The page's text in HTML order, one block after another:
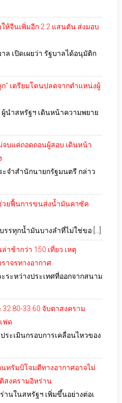
ห้จีนเพิ่มอีก 2.2 แสนตัน ส่งมอบ
ล เปิดเผยว่า รัฐบาลได้อนุมัติก
” เตรียมโดนปลดจากตำแหน่งผู้
นำสหรัฐฯ เดินหน้าความพยาย
บแค่ถอดถอนผู้สอบ เดินหน้า
จำสำนักนายกรัฐมนตรี กล่าว
วยฟื้นการขนส่งน้ำมันคาซัค
รรทุกน้ำมันบางลำที่ไม่ใช่ขอ […]
ช้ากว่า 150 เที่ยว เหตุ
าจรทางอากาศ
ระหว่างประเทศที่ออกจากสนาม
33.60 จับตาสงคราม
ฟด
ระเมินกรอบการเคลื่อนไหวของ
ทรัมป์โจมตีทางอากาศอาจไม่
สงครามอิหร่าน
นในสหรัฐฯ เพิ่มขึ้นอย่างต่อเ